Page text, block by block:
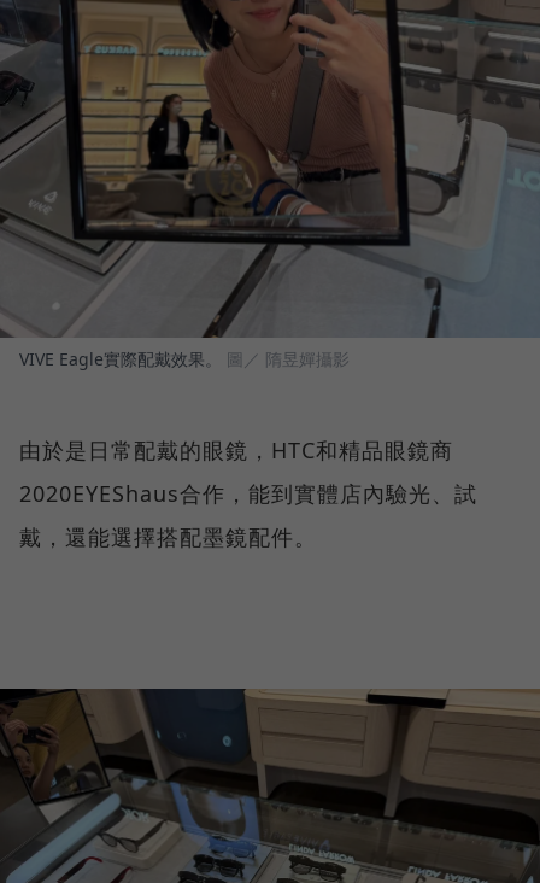
VIVE Eagle實際配戴效果。 圖／ 隋昱嬋攝影
由於是日常配戴的眼鏡，HTC和精品眼鏡商
2020EYEShaus合作，能到實體店內驗光、試
戴，還能選擇搭配墨鏡配件。